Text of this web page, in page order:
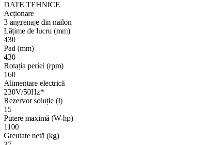
DATE TEHNICE
Acționare
3 angrenaje din nailon
Lățime de lucru (mm)
430
Pad (mm)
430
Rotația periei (rpm)
160
Alimentare electrică
230V/50Hz*
Rezervor soluție (l)
15
Putere maximă (W-hp)
1100
Greutate netă (kg)